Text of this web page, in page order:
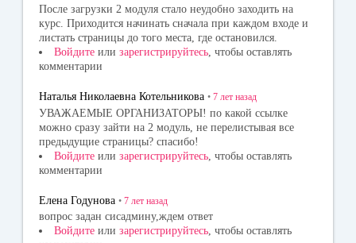
После загрузки 2 модуля стало неудобно заходить на
курс. Приходится начинать сначала при каждом входе и
листать страницы до того места, где остановился.
Войдите или зарегистрируйтесь, чтобы оставлять
комментарии
Наталья Николаевна Котельникова • 7 лет назад
УВАЖАЕМЫЕ ОРГАНИЗАТОРЫ! по какой ссылке
можно сразу зайти на 2 модуль, не перелистывая все
предыдущие страницы? спасибо!
Войдите или зарегистрируйтесь , чтобы оставлять
комментарии
Елена Годунова • 7 лет назад
вопрос задан сисадмину,ждем ответ
Войдите или зарегистрируйтесь, чтобы оставлять